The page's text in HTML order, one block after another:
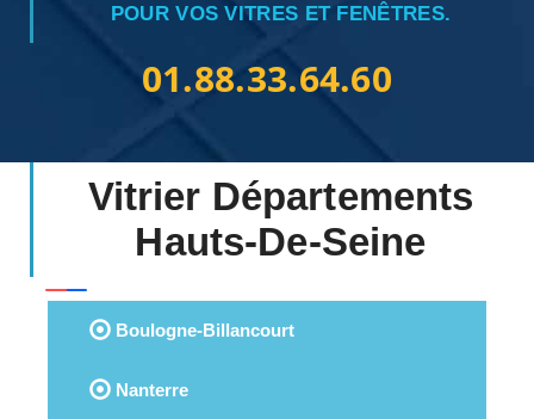
POUR VOS VITRES ET FENÊTRES.
01.88.33.64.60
Vitrier Départements
Hauts-De-Seine
Boulogne-Billancourt
Nanterre